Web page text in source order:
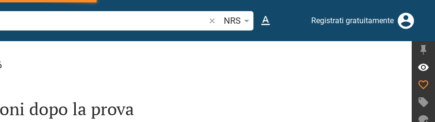
Ricerca verso biblico o parola
NRS Registrati gratuitamente
dopo la prova